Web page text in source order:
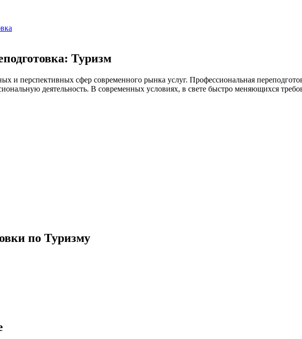
Туризм
и перспективных сфер современного рынка услуг. Профессиональная
деятельность. В современных условиях, в свете быстро меняющихся
по Туризму